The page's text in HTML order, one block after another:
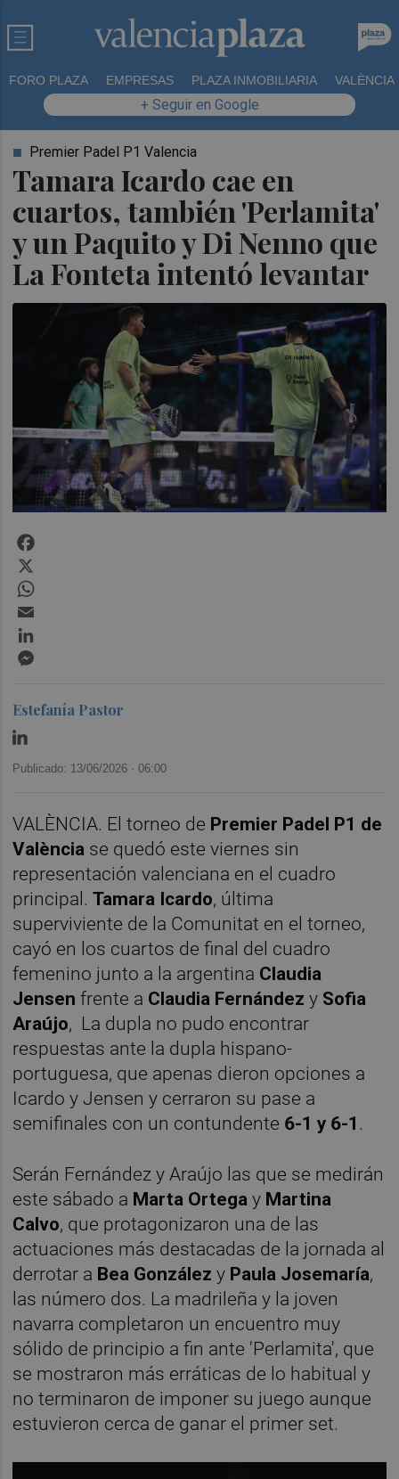
FORO PLAZA EMPRESAS PLAZA INMOBILIARIA VALÈNCIA
+ Seguir en Google
Tamara Icardo cae en
cuartos, también 'Perlamita'
y un Paquito y Di Nenno que
La Fonteta intentó levantar
Premier Padel P1 Valencia
Estefanía Pastor
Publicado: 13/06/2026 ·06:00
VALÈNCIA. El torneo de Premier Padel P1 de
València se quedó este viernes sin
representación valenciana en el cuadro
principal.Tamara Icardo, última
superviviente de la Comunitat en el torneo,
cayó en los cuartos de final del cuadro
femenino junto a la argentina Claudia
Jensen frente a Claudia Fernández y Sofia
Araújo, La dupla no pudo encontrar
respuestas ante la dupla hispano-
portuguesa, que apenas dieron opciones a
Icardo y Jensen y cerraron su pase a
semifinales con un contundente 6-1 y 6-1 .
Serán Fernández y Araújo las que se medirán
este sábado a Marta Ortega y Martina
Calvo, que protagonizaron una de las
actuaciones más destacadas de la jornada al
derrotar a Bea González y Paula Josemaría,
las número dos. La madrileña y la joven
navarra completaron un encuentro muy
sólido de principio a fin ante 'Perlamita', que
se mostraron más erráticas de lo habitual y
no terminaron de imponer su juego aunque
estuvieron cerca de ganar el primer set.